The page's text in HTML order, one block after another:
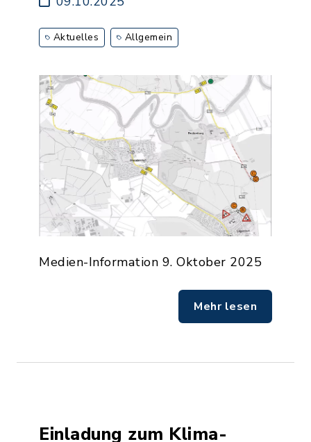
Aktuelles Allgemein
Medien-Information 9. Oktober 2025
Mehr lesen
Einladung zum Klima-